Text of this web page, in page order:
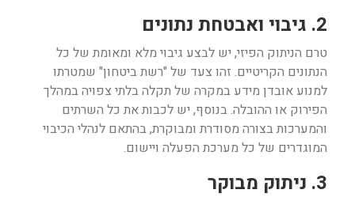
2. גיבוי ואבטחת נתונים
טרם הניתוק הפיזי, יש לבצע גיבוי מלא ומאומת של כל
הנתונים הקריטיים. זהו צעד של "רשת ביטחון" שמטרתו
למנוע אובדן מידע במקרה של תקלה בלתי צפויה במהלך
הפירוק או ההובלה. בנוסף, יש לכבות את כל השרתים
והמערכות בצורה מסודרת ומבוקרת, בהתאם לנהלי הכיבוי
המוגדרים של כל מערכת הפעלה ויישום.
3. ניתוק מבוקר